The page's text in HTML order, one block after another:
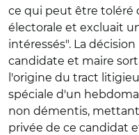
ce qui peut être toléré
électorale et excluait
intéressés". La
candidate et maire
l'origine du tract
spéciale d'un
non démentis,
privée de ce candidat